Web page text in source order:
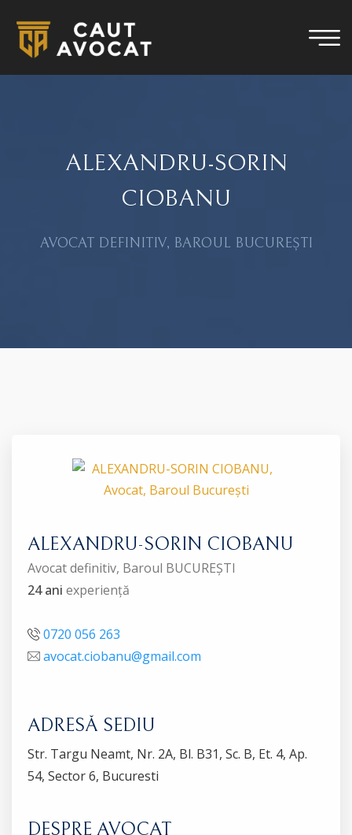
ALEXANDRU-SORIN
CIOBANU
AVOCAT DEFINITIV, BAROUL BUCUREȘTI
ALEXANDRU-SORIN CIOBANU
Avocat definitiv, Baroul BUCUREȘTI
24 ani experiență
0720 056 263
avocat.ciobanu@gmail.com
ADRESĂ SEDIU
Str. Targu Neamt, Nr. 2A, Bl. B31, Sc. B, Et. 4, Ap.
54, Sector 6, Bucuresti
DESPRE AVOCAT